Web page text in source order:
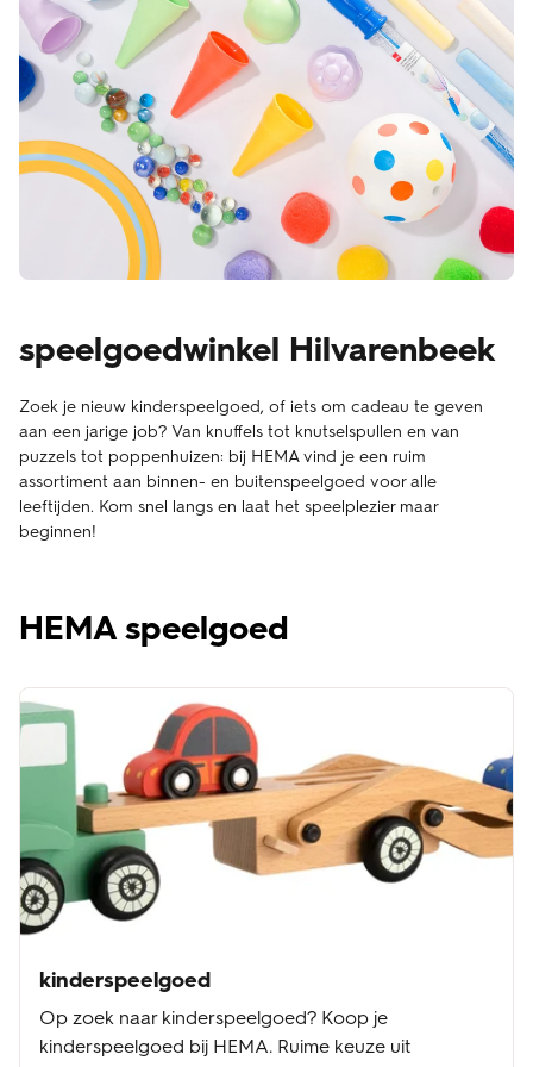
speelgoedwinkel Hilvarenbeek
Zoek je nieuw kinderspeelgoed, of iets om cadeau te geven
aan een jarige job? Van knuffels tot knutselspullen en van
puzzels tot poppenhuizen: bij HEMA vind je een ruim
assortiment aan binnen- en buitenspeelgoed voor alle
leeftijden. Kom snel langs en laat het speelplezier maar
beginnen!
HEMA speelgoed
kinderspeelgoed
Op zoek naar kinderspeelgoed? Koop je
kinderspeelgoed bij HEMA. Ruime keuze uit